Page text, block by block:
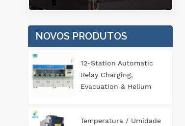
NOVOS PRODUTOS
12-Station Automatic
Relay Charging,
Evacuation & Helium
Automotive
Temperatura / Umidade